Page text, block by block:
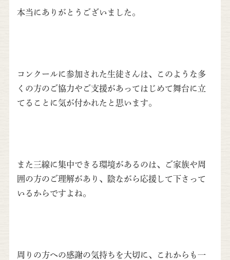
本当にありがとうございました。
コンクールに参加された生徒さんは、このような多
くの方のご協力やご支援があってはじめて舞台に立
てることに気が付かれたと思います。
また三線に集中できる環境があるのは、ご家族や周
囲の方のご理解があり、陰ながら応援して下さって
いるからですよね。
周りの方への感謝の気持ちを大切に、これからも一